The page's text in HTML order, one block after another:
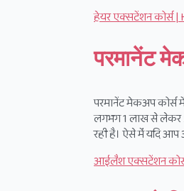
हेयर एक्सटेंशन कोर्स
परमानेंट
परमानेंट मेकअप कोर्स
लगभग 1 लाख से लेकर
रही है। ऐसे मेंं यदि
आईलैश एक्सटेंशन